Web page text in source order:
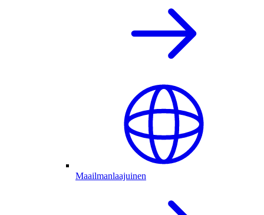
Maailmanlaajuinen